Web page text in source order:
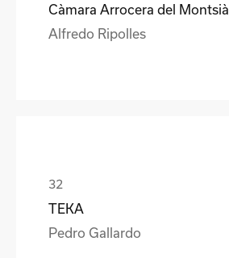
Càmara Arrocera del Montsià
Alfredo Ripolles
TEKA
Pedro Gallardo